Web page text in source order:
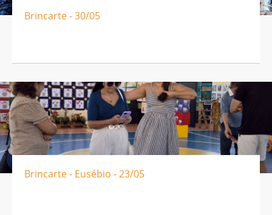
Brincarte - 30/05
Brincarte - Eusébio - 23/05